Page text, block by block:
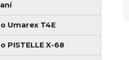
Umarex T4E
PISTELLE X-68